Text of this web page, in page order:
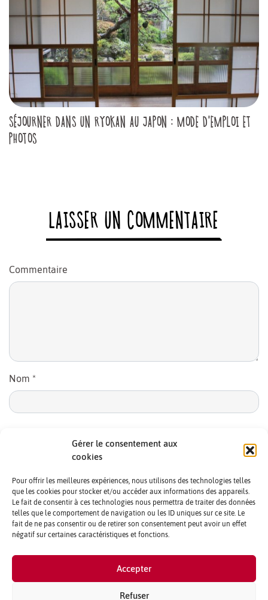
Gérer le consentement aux
cookies
Pour offrir les meilleures expériences, nous utilisons des technologies telles
que les cookies pour stocker et/ou accéder aux informations des appareils.
Le fait de consentir à ces technologies nous permettra de traiter des données
telles que le comportement de navigation ou les ID uniques sur ce site. Le
fait de ne pas consentir ou de retirer son consentement peut avoir un effet
négatif sur certaines caractéristiques et fonctions.
Accepter
Refuser
SÉJOURNER DANS UN RYOKAN AU JAPON : MODE D'EMPLOI ET
PHOTOS
LAISSER UN COMMENTAIRE
Commentaire
Nom *